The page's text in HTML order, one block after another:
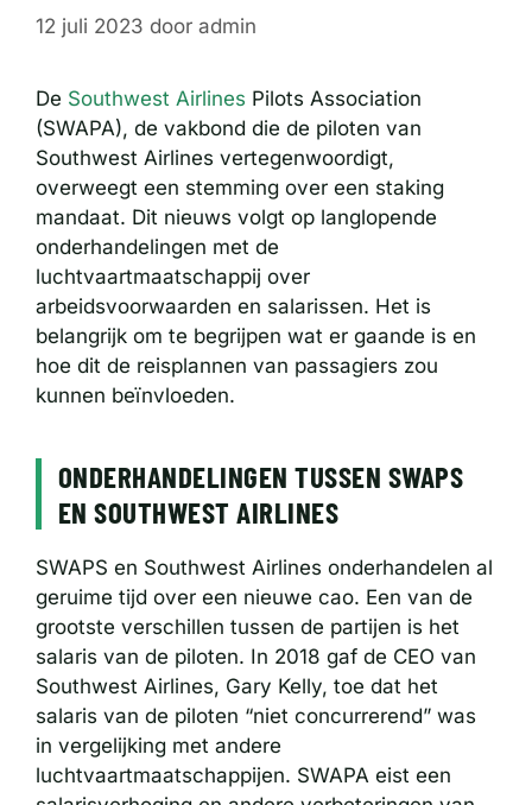
12 juli 2023 door admin
De Southwest Airlines Pilots Association
(SWAPA), de vakbond die de piloten van
Southwest Airlines vertegenwoordigt,
overweegt een stemming over een staking
mandaat. Dit nieuws volgt op langlopende
onderhandelingen met de
luchtvaartmaatschappij over
arbeidsvoorwaarden en salarissen. Het is
belangrijk om te begrijpen wat er gaande is en
hoe dit de reisplannen van passagiers zou
kunnen beïnvloeden.
ONDERHANDELINGEN TUSSEN SWAPS
EN SOUTHWEST AIRLINES
SWAPS en Southwest Airlines onderhandelen al
geruime tijd over een nieuwe cao. Een van de
grootste verschillen tussen de partijen is het
salaris van de piloten. In 2018 gaf de CEO van
Southwest Airlines, Gary Kelly, toe dat het
salaris van de piloten “niet concurrerend” was
in vergelijking met andere
luchtvaartmaatschappijen. SWAPA eist een